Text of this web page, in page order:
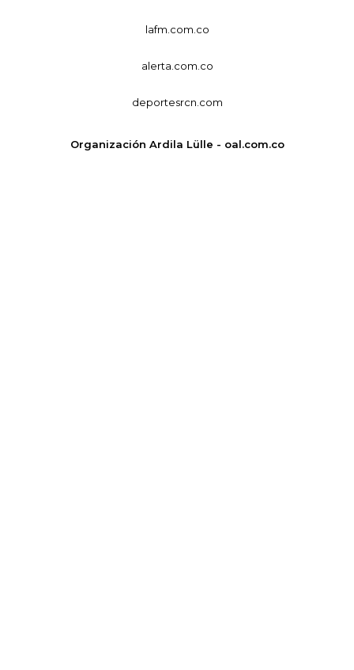
lafm.com.co
alerta.com.co
deportesrcn.com
Organización Ardila Lülle - oal.com.co